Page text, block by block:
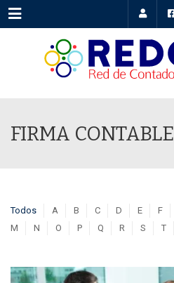
Menu
FIRMA CONTABLE
Todos A B C D E F
M
N O P Q R S T